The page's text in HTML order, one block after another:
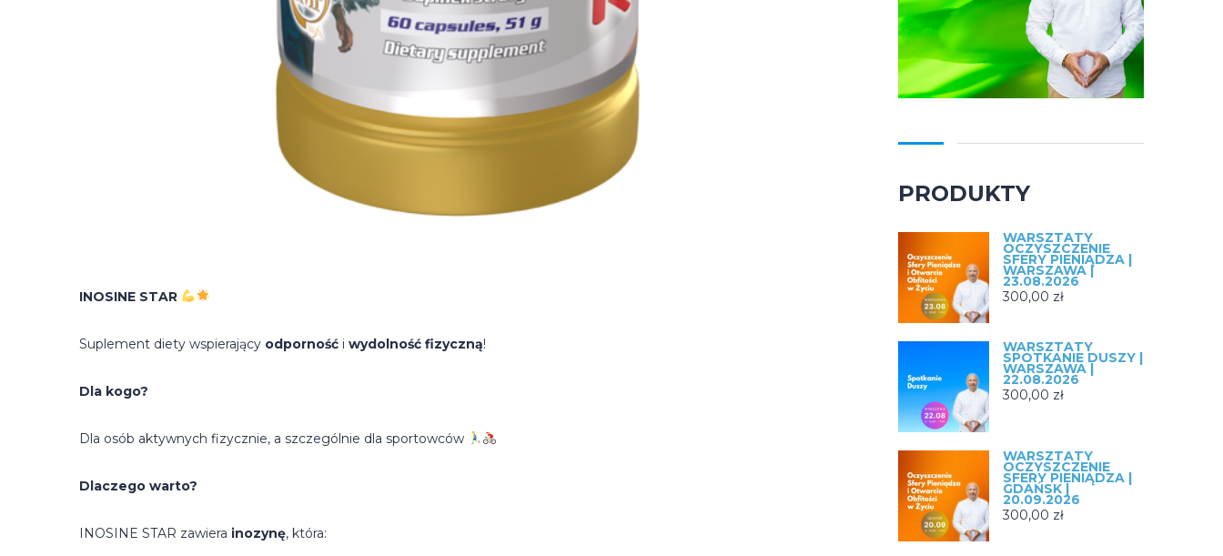
INOSINE STAR
Suplement diety wspierający odporność i wydolność fizyczną!
Dla kogo?
Dla osób aktywnych fizycznie, a szczególnie dla sportowców
Dlaczego warto?
INOSINE STAR zawiera inozynę, która:
PRODUKTY
WARSZTATY
OCZYSZCZENIE
SFERY PIENIĄDZA |
WARSZAWA |
23.08.2026
300,00 zł
WARSZTATY
SPOTKANIE DUSZY |
WARSZAWA |
22.08.2026
300,00 zł
WARSZTATY
OCZYSZCZENIE
SFERY PIENIĄDZA |
GDAŃSK |
20.09.2026
300,00 zł